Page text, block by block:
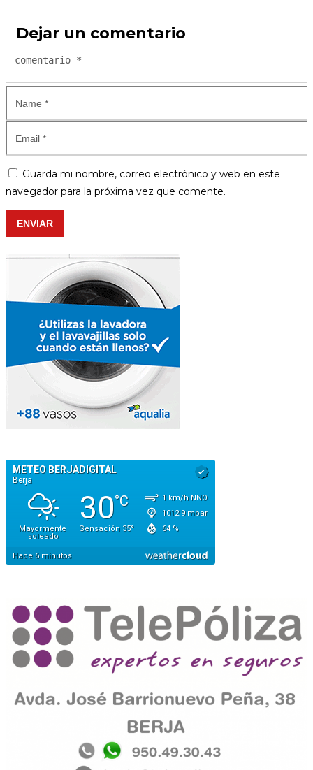
Dejar un comentario
Guarda mi nombre, correo electrónico y web en este
navegador para la próxima vez que comente.
ENVIAR